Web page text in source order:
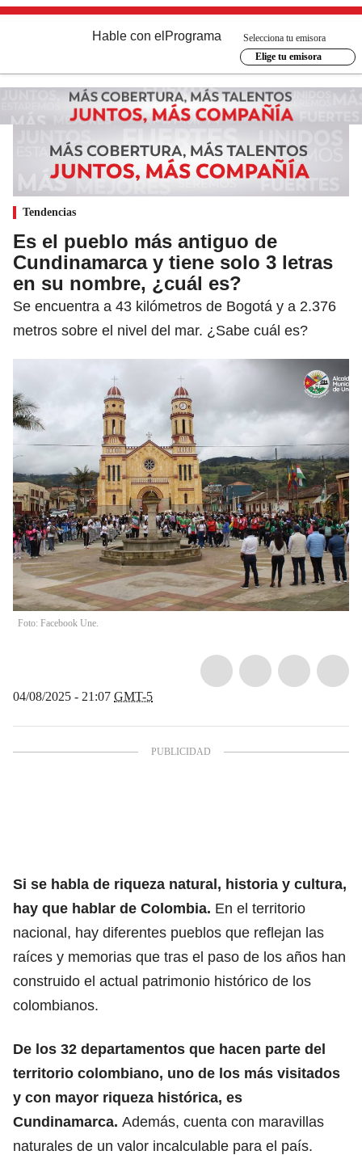
Hable con el Programa
Selecciona tu emisora
Elige tu emisora
Tendencias
Es el pueblo más antiguo de
Cundinamarca y tiene solo 3 letras
en su nombre, ¿cuál es?
Se encuentra a 43 kilómetros de Bogotá y a 2.376
metros sobre el nivel del mar. ¿Sabe cuál es?
Foto: Facebook Une.
04/08/2025 - 21:07 GMT-5
Si se habla de riqueza natural, historia y cultura,
hay que hablar de Colombia. En el territorio
nacional, hay diferentes pueblos que reflejan las
raíces y memorias que tras el paso de los años han
construido el actual patrimonio histórico de los
colombianos.
De los 32 departamentos que hacen parte del
territorio colombiano, uno de los más visitados
y con mayor riqueza histórica, es
Cundinamarca. Además, cuenta con maravillas
naturales de un valor incalculable para el país.